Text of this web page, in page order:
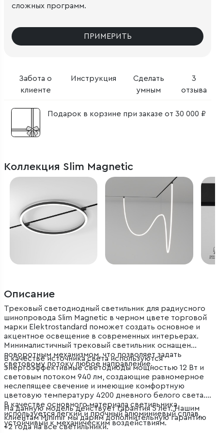
Забота о
клиенте
Инструкция
Сделать
умным
3
отзыва
Подарок в корзине при заказе от 30 000 ₽
сложных программ.
ПРИМЕРИТЬ
Коллекция Slim Magnetic
Описание
Трековый светодиодный светильник для радиусного
шинопровода Slim Magnetic в черном цвете торговой
марки Elektrostandard поможет создать основное и
акцентное освещение в современных интерьерах.
Минималистичный трековый светильник оснащен
поворотным механизмом, что позволяет задать
световому потоку любое направление.
В качестве источника света используются
энергоэффективные светодиоды мощностью 12 Вт и
световым потоком 940 лм, создающие равномерное
неслепящее свечение и имеющие комфортную
цветовую температуру 4200 дневного белого света.
В качестве основного материала светильника
используется легкий и прочный алюминиевый сплав,
устойчивый к механическим воздействиям.
На данную модель действует гарантия 5 лет. Нашим
клиентам Minimir мы дарим дополнительную гарантию
+2 года на все светильники.